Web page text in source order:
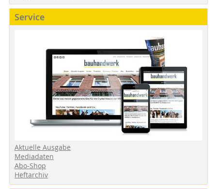
Service
Aktuelle Ausgabe
Mediadaten
Abo-Shop
Heftarchiv